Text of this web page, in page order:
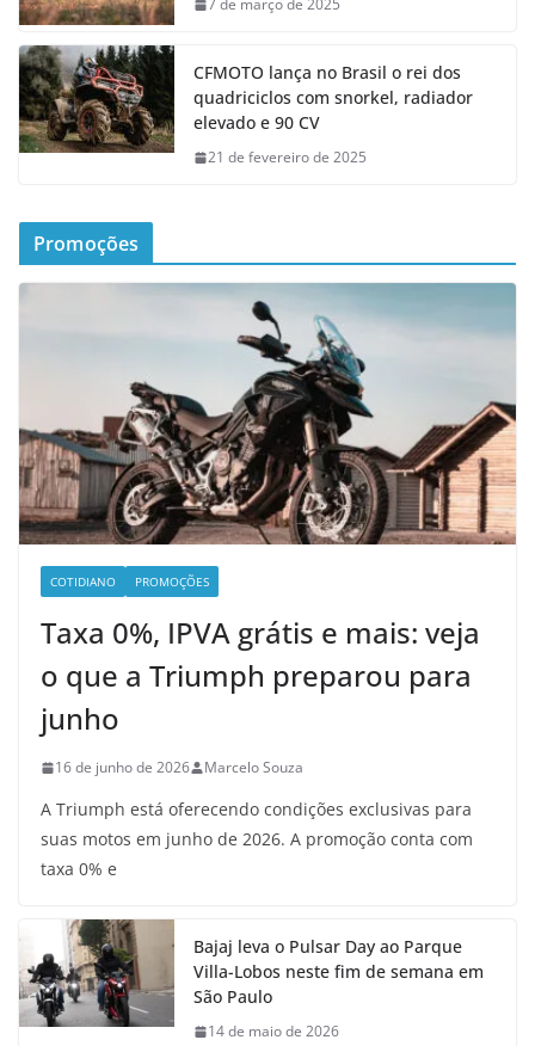
7 de março de 2025
CFMOTO lança no Brasil o rei dos
quadriciclos com snorkel, radiador
elevado e 90 CV
21 de fevereiro de 2025
Promoções
COTIDIANO PROMOÇÕES
Taxa 0%, IPVA grátis e mais: veja
o que a Triumph preparou para
junho
16 de junho de 2026 Marcelo Souza
A Triumph está oferecendo condições exclusivas para
suas motos em junho de 2026. A promoção conta com
taxa 0% e
Bajaj leva o Pulsar Day ao Parque
Villa-Lobos neste fim de semana em
São Paulo
14 de maio de 2026